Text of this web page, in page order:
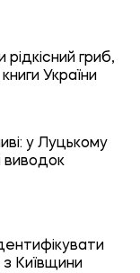
гриб,
України
у Луцькому
виводок
з Київщини